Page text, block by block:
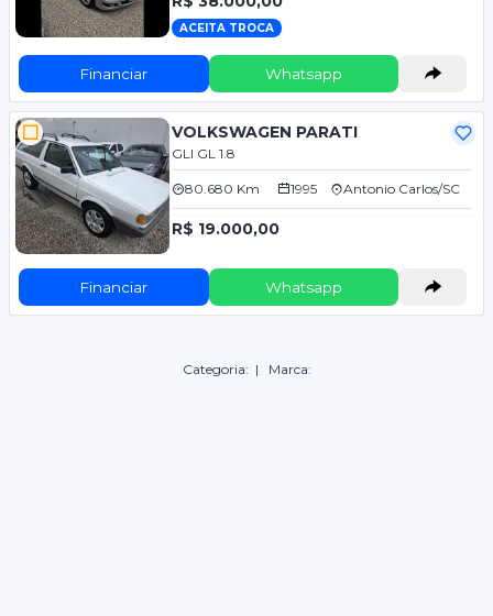
ACEITA TROCA
Financiar Whatsapp
VOLKSWAGEN PARATI
GLI GL 1.8
80.680 Km 1995 Antonio Carlos/SC
R$ 19.000,00
Financiar Whatsapp
Categoria: | Marca: